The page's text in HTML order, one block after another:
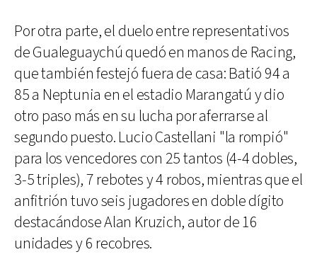
Por otra parte, el duelo entre representativos
de Gualeguaychú quedó en manos de Racing,
que también festejó fuera de casa: Batió 94 a
85 a Neptunia en el estadio Marangatú y dio
otro paso más en su lucha por aferrarse al
segundo puesto. Lucio Castellani "la rompió"
para los vencedores con 25 tantos (4-4 dobles,
3-5 triples), 7 rebotes y 4 robos, mientras que el
anfitrión tuvo seis jugadores en doble dígito
destacándose Alan Kruzich, autor de 16
unidades y 6 recobres.